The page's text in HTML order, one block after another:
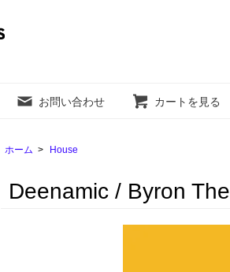
お問い合わせ カートを見る
ホーム > House
Deenamic / Byron